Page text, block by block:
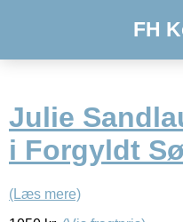
FH
Julie
i Forgyldt
(Læs mere)